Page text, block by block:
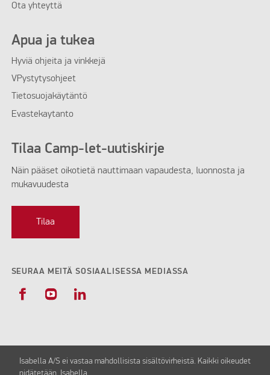
Ota yhteyttä
Apua ja tukea
Hyviä ohjeita ja vinkkejä
VPystytysohjeet
Tietosuojakäytäntö
Evastekaytanto
Tilaa Camp-let-uutiskirje
Näin pääset oikotietä nauttimaan vapaudesta, luonnosta ja
mukavuudesta
Tilaa
SEURAA MEITÄ SOSIAALISESSA MEDIASSA
Isabella A/S ei vastaa mahdollisista sisältövirheistä. Kaikki oikeudet
pidätetään Isabella.